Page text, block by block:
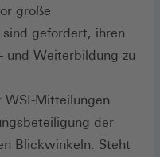
große
gefordert, ihren
und Weiterbildung zu
WSI-Mitteilungen
der
Blickwinkeln. Steht